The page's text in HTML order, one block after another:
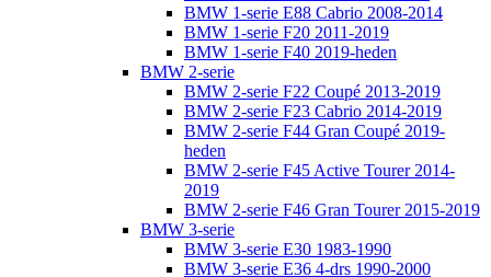
BMW 1-serie E88 Cabrio 2008-2014
BMW 1-serie F20 2011-2019
BMW 1-serie F40 2019-heden
BMW 2-serie
BMW 2-serie F22 Coupé 2013-2019
BMW 2-serie F23 Cabrio 2014-2019
BMW 2-serie F44 Gran Coupé 2019-
heden
BMW 2-serie F45 Active Tourer 2014-
2019
BMW 2-serie F46 Gran Tourer 2015-2019
BMW 3-serie
BMW 3-serie E30 1983-1990
BMW 3-serie E36 4-drs 1990-2000